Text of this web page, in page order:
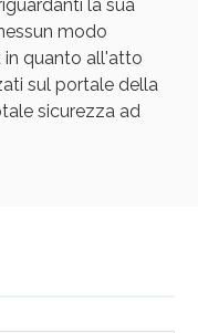
la sua
modo
in quanto all'atto
sul portale della
sicurezza ad